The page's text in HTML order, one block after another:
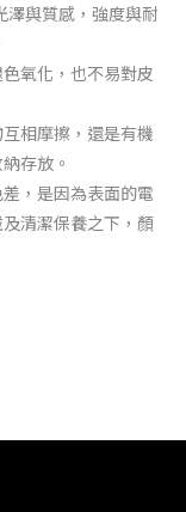
與質感，強度與耐
氧化，也不易對皮
相摩擦，還是有機
存放。
，是因為表面的電
清潔保養之下，顏